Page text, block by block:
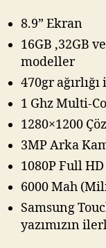
8.9” Ekran
16GB ,32GB
modeller
470gr
1 Ghz Multi-
1280×1200
3MP Arka
1080P Full
6000 Mah
Samsung
yazımızın